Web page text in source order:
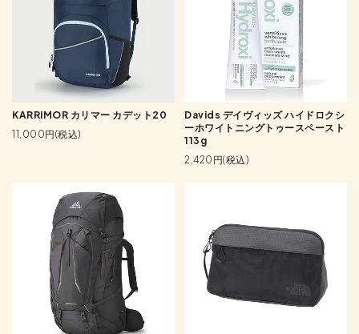
KARRIMOR カリマー カデット20
11,000円(税込)
Davids デイヴィッズ ハイドロクシ
ーホワイトニングトゥースペースト
113g
2,420円(税込)